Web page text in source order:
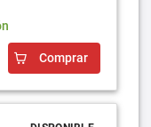
Comprar